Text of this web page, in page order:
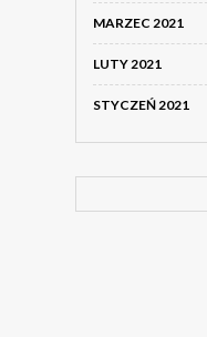
MARZEC 2021
LUTY 2021
STYCZEŃ 2021